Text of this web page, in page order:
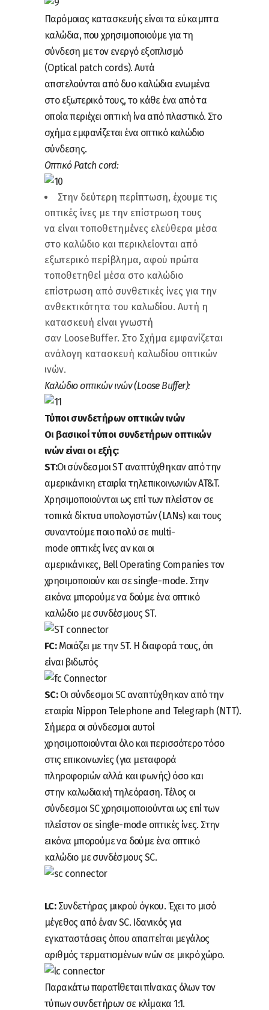
Παρόμοιας κατασκευής είναι τα εύκαμπτα
καλώδια, που χρησιμοποιούμε για τη
σύνδεση με τον ενεργό εξοπλισμό
(Optical patch cords). Αυτά
αποτελούνται από δυο καλώδια ενωμένα
στο εξωτερικό τους, το κάθε ένα από τα
οποία περιέχει οπτική ίνα από πλαστικό. Στο
σχήμα εμφανίζεται ένα οπτικό καλώδιο
σύνδεσης.
Οπτικό Patch cord:
Στην δεύτερη περίπτωση, έχουμε τις
οπτικές ίνες με την επίστρωση τους
να είναι τοποθετημένες ελεύθερα μέσα
στο καλώδιο και περικλείονται από
εξωτερικό περίβλημα, αφού πρώτα
τοποθετηθεί μέσα στο καλώδιο
επίστρωση από συνθετικές ίνες για την
ανθεκτικότητα του καλωδίου. Αυτή η
κατασκευή είναι γνωστή
σαν LooseBuffer. Στο Σχήμα εμφανίζεται
ανάλογη κατασκευή καλωδίου οπτικών
ινών.
Καλώδιο οπτικών ινών (Loose Buffer):
Τύποι συνδετήρων οπτικών ινών
Οι βασικοί τύποι συνδετήρων οπτικών
ινών είναι οι εξής:
ST:Οι σύνδεσμοι ST αναπτύχθηκαν από την
αμερικάνικη εταιρία τηλεπικοινωνιών AT&T.
Χρησιμοποιούνται ως επί των πλείστον σε
τοπικά δίκτυα υπολογιστών (LANs) και τους
συναντούμε ποιο πολύ σε multi-
mode οπτικές ίνες αν και οι
αμερικάνικες, Bell Operating Companies τον
χρησιμοποιούν και σε single-mode. Στην
εικόνα μπορούμε να δούμε ένα οπτικό
καλώδιο με συνδέσμους ST.
FC: Μοιάζει με την ST. Η διαφορά τους, ότι
είναι βιδωτός
SC:Οι σύνδεσμοι SC αναπτύχθηκαν από την
εταιρία Nippon Telephone and Telegraph (NTT).
Σήμερα οι σύνδεσμοι αυτοί
χρησιμοποιούνται όλο και περισσότερο τόσο
στις επικοινωνίες (για μεταφορά
πληροφοριών αλλά και φωνής) όσο και
στην καλωδιακή τηλεόραση. Τέλος οι
σύνδεσμοι SC χρησιμοποιούνται ως επί των
πλείστον σε single-mode οπτικές ίνες. Στην
εικόνα μπορούμε να δούμε ένα οπτικό
καλώδιο με συνδέσμους SC.
LC:Συνδετήρας μικρού όγκου. Έχει το μισό
μέγεθος από έναν SC. Ιδανικός για
εγκαταστάσεις όπου απαιτείται μεγάλος
αριθμός τερματισμένων ινών σε μικρό χώρο.
Παρακάτω παρατίθεται πίνακας όλων τον
τύπων συνδετήρων σε κλίμακα 1:1.